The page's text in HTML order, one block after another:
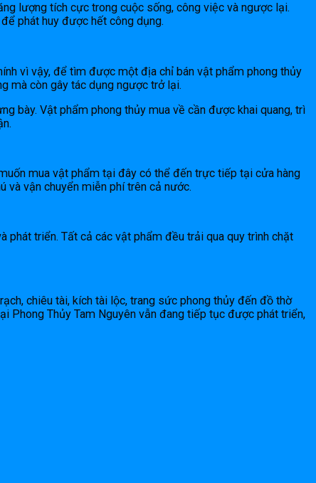
lượng tích cực trong cuộc sống, công việc và ngược lại.
phát huy được hết công dụng.
vì vậy, để tìm được một địa chỉ bán vật phẩm phong thủy
mà còn gây tác dụng ngược trở lại.
bày. Vật phẩm phong thủy mua về cần được khai quang, trì
mua vật phẩm tại đây có thể đến trực tiếp tại cửa hàng
và vận chuyển miễn phí trên cả nước.
phát triển. Tất cả các vật phẩm đều trải qua quy trình chặt
chiêu tài, kích tài lộc, trang sức phong thủy đến đồ thờ
Phong Thủy Tam Nguyên vẫn đang tiếp tục được phát triển,